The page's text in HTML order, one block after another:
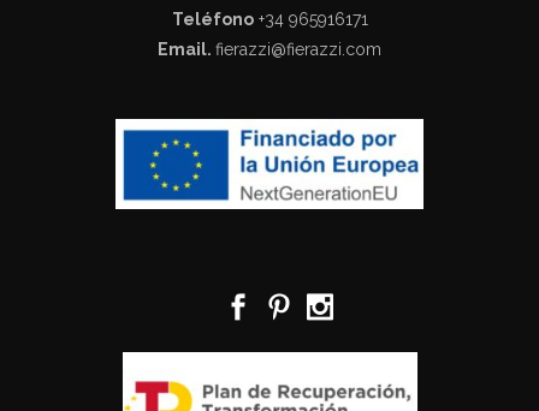
Teléfono+34 965916171
Email. fierazzi@fierazzi.com